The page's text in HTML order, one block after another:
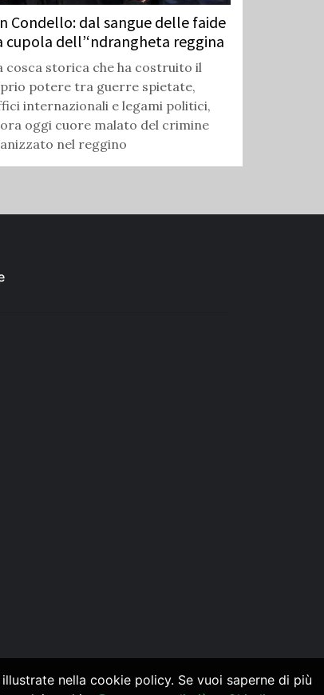
Condello: dal sangue delle faide
cupola dell’‘ndrangheta reggina
cosca storica che ha costruito il
potere tra guerre spietate,
internazionali e legami politici,
oggi cuore malato del crimine
nel reggino
nella cookie policy. Se vuoi saperne di più